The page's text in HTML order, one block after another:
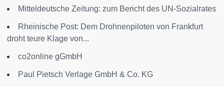
Mitteldeutsche Zeitung: zum Bericht des UN-Sozialrates
Rheinische Post: Dem Drohnenpiloten von Frankfurt
droht teure Klage von...
co2online gGmbH
Paul Pietsch Verlage GmbH & Co. KG